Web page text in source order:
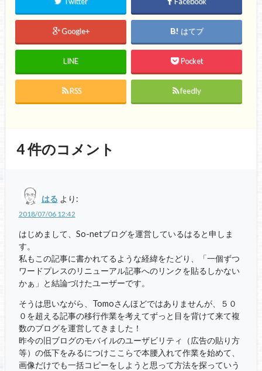
Google+ はてブ
LINE Pocket
RSS feedly
4件のコメント
はる より:
2018/07/06 12:42
はじめまして、So-netブログを運営しているはると申しま
す。
私もこの記事に書かれてるような経緯をたどり、「一個ずつ
ワードプレスのリニューアル記事へのリンクを貼るしかない
かぁ」と結論づけたユーザーです。
そうは思いながら、Tomoさんほどではありませんが、５０
０を超える記事の移行作業を考えてずっと目を背けて来て複
数のブログを運営してきました！
昨今の旧ブログのモバイルのユーザビリティ（広告の貼り方
等）の低下をみるにつけここらで本腰入れて作業を始めて、
画像だけでも一括コピーをしようと思って方法を探っていう